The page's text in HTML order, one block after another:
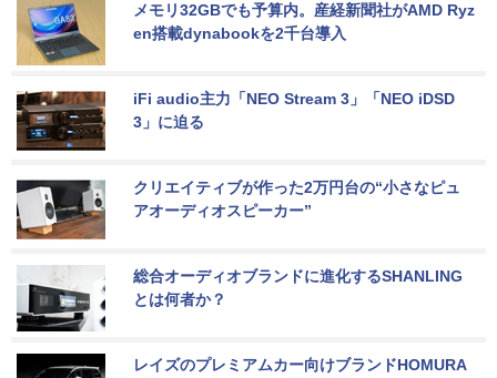
メモリ32GBでも予算内。産経新聞社がAMD Ryz
en搭載dynabookを2千台導入
iFi audio主力「NEO Stream 3」「NEO iDSD
3」に迫る
クリエイティブが作った2万円台の“小さなピュ
アオーディオスピーカー”
総合オーディオブランドに進化するSHANLING
とは何者か？
レイズのプレミアムカー向けブランドHOMURA